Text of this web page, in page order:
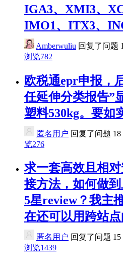
IGA3、XMI3、
IMO1、ITX3、
Amberwuliu 回复了问题
浏览782
欧税通epr申报，
任延伸分类报告”
塑料530kg。要如
匿名用户 回复了问题
览276
求一套高效且相
接方法，如何做
5星review？我主
在还可以用跨站
匿名用户 回复了问题
浏览1439